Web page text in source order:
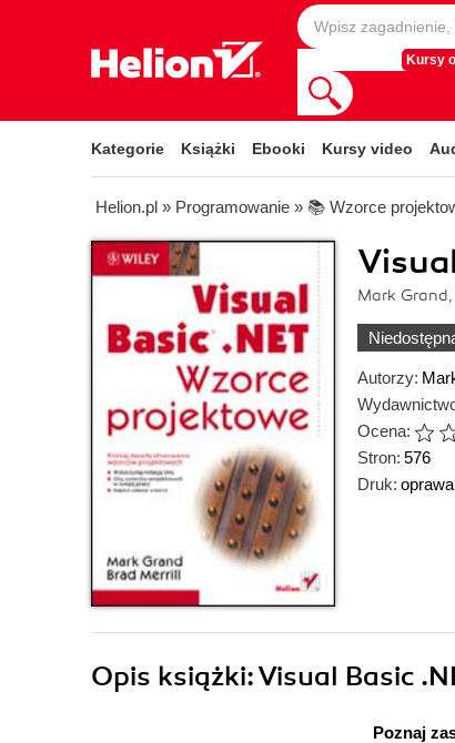
Kursy
Kategorie Książki Ebooki Kursy video
Helion.pl » Programowanie » 📚 Wzorce
Mark
Autorzy:
Ocena:
Stron: 576
Druk:
Opis książki: Visual Basic
Poznaj